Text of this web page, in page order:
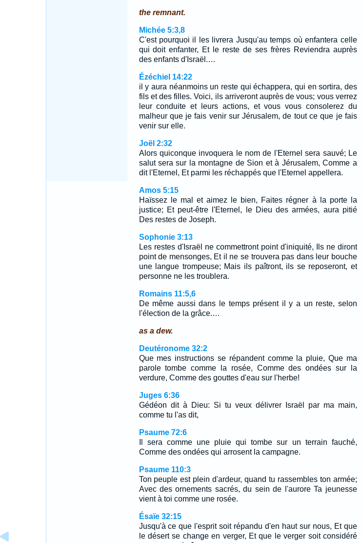
the remnant.
Michée 5:3,8
C'est pourquoi il les livrera Jusqu'au temps où enfantera celle
qui doit enfanter, Et le reste de ses frères Reviendra auprès
des enfants d'Israël.…
Ézéchiel 14:22
il y aura néanmoins un reste qui échappera, qui en sortira, des
fils et des filles. Voici, ils arriveront auprès de vous; vous verrez
leur conduite et leurs actions, et vous vous consolerez du
malheur que je fais venir sur Jérusalem, de tout ce que je fais
venir sur elle.
Joël 2:32
Alors quiconque invoquera le nom de l'Eternel sera sauvé; Le
salut sera sur la montagne de Sion et à Jérusalem, Comme a
dit l'Eternel, Et parmi les réchappés que l'Eternel appellera.
Amos 5:15
Haïssez le mal et aimez le bien, Faites régner à la porte la
justice; Et peut-être l'Eternel, le Dieu des armées, aura pitié
Des restes de Joseph.
Sophonie 3:13
Les restes d'Israël ne commettront point d'iniquité, Ils ne diront
point de mensonges, Et il ne se trouvera pas dans leur bouche
une langue trompeuse; Mais ils paîtront, ils se reposeront, et
personne ne les troublera.
Romains 11:5,6
De même aussi dans le temps présent il y a un reste, selon
l'élection de la grâce.…
as a dew.
Deutéronome 32:2
Que mes instructions se répandent comme la pluie, Que ma
parole tombe comme la rosée, Comme des ondées sur la
verdure, Comme des gouttes d'eau sur l'herbe!
Juges 6:36
Gédéon dit à Dieu: Si tu veux délivrer Israël par ma main,
comme tu l'as dit,
Psaume 72:6
Il sera comme une pluie qui tombe sur un terrain fauché,
Comme des ondées qui arrosent la campagne.
Psaume 110:3
Ton peuple est plein d'ardeur, quand tu rassembles ton armée;
Avec des ornements sacrés, du sein de l'aurore Ta jeunesse
vient à toi comme une rosée.
Ésaïe 32:15
Jusqu'à ce que l'esprit soit répandu d'en haut sur nous, Et que
le désert se change en verger, Et que le verger soit considéré